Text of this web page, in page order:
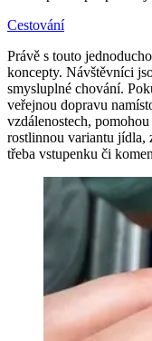
Cestování
Právě s touto
koncepty. Návštěvníci
smysluplné chování.
veřejnou dopravu
vzdálenostech,
rostlinnou variantu jídla,
třeba vstupenku či